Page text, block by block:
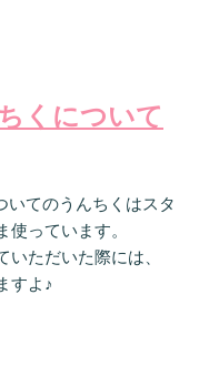
くについて
いてのうんちくはスタ
っています。
ただいた際には、
すよ♪